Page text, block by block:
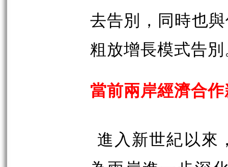
去告別，同時也
粗放增長模式告
當前兩岸經濟合
進入新世紀以來